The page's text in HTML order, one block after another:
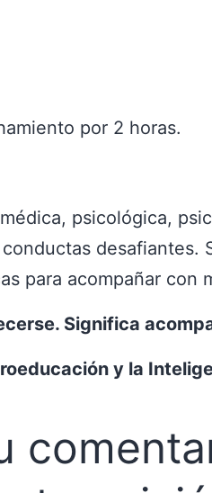
por 2 horas.
psicológica,
desafiantes.
para acompañar con
Significa
y la